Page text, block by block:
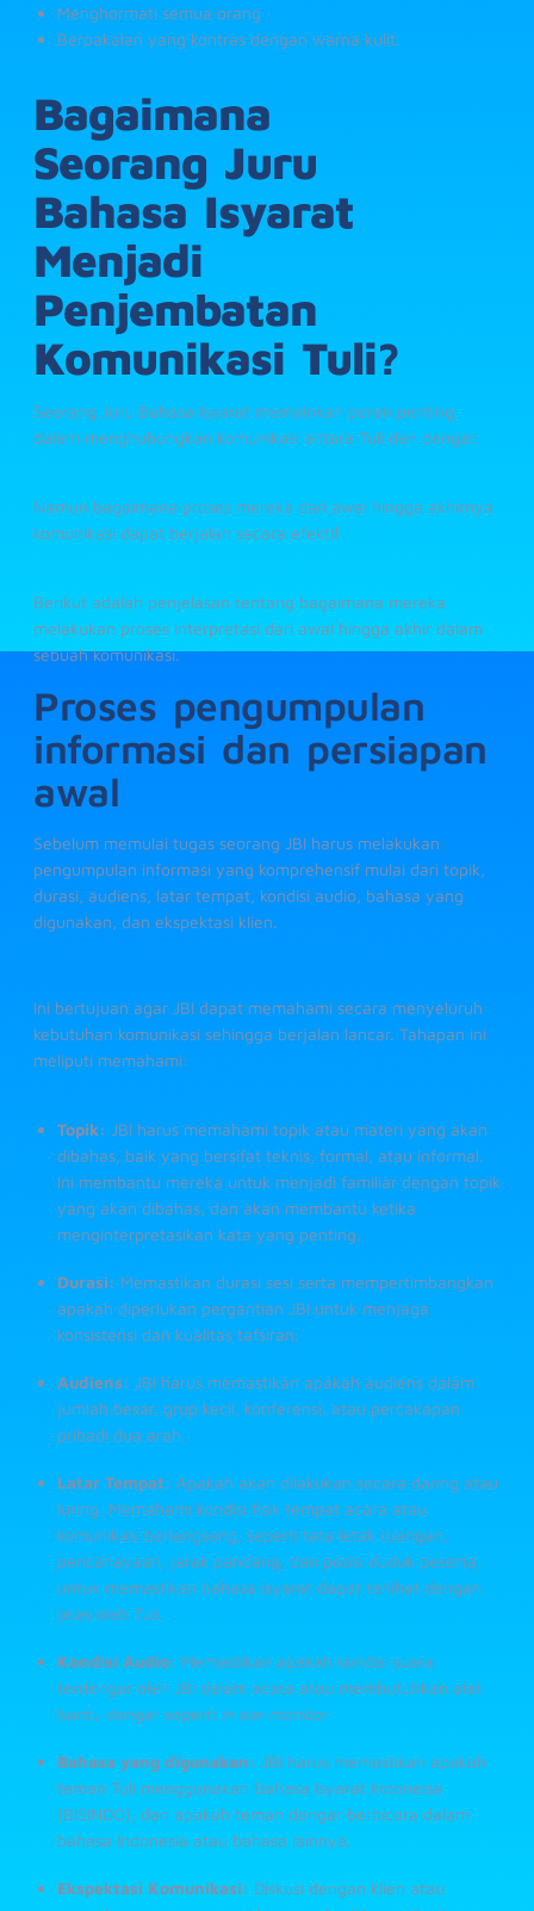
Menghormati semua orang
Berpakaian yang kontras dengan warna kulit.
Bagaimana
Seorang Juru
Bahasa Isyarat
Menjadi
Penjembatan
Komunikasi Tuli?
Seorang Juru Bahasa Isyarat memainkan peran penting
dalam menghubungkan komunikasi antara Tuli dan dengar.
Namun bagaimana proses mereka dari awal hingga akhirnya
komunikasi dapat berjalan secara efektif
Berikut adalah penjelasan tentang bagaimana mereka
melakukan proses interpretasi dari awal hingga akhir dalam
sebuah komunikasi.
Proses pengumpulan
informasi dan persiapan
awal
Sebelum memulai tugas seorang JBI harus melakukan
pengumpulan informasi yang komprehensif mulai dari topik,
durasi, audiens, latar tempat, kondisi audio, bahasa yang
digunakan, dan ekspektasi klien.
Ini bertujuan agar JBI dapat memahami secara menyeluruh
kebutuhan komunikasi sehingga berjalan lancar. Tahapan ini
meliputi memahami:
Topik: JBI harus memahami topik atau materi yang akan
dibahas, baik yang bersifat teknis, formal, atau informal.
Ini membantu mereka untuk menjadi familiar dengan topik
yang akan dibahas, dan akan membantu ketika
menginterpretasikan kata yang penting.
Durasi: Memastikan durasi sesi serta mempertimbangkan
apakah diperlukan pergantian JBI untuk menjaga
konsistensi dan kualitas tafsiran.
Audiens: JBI harus memastikan apakah audiens dalam
jumlah besar, grup kecil, konferensi, atau percakapan
pribadi dua arah.
Latar Tempat: Apakah akan dilakukan secara daring atau
luring. Memahami kondisi fisik tempat acara atau
komunikasi berlangsung, seperti tata letak ruangan,
pencahayaan, jarak pandang, dan posisi duduk peserta,
untuk memastikan bahasa isyarat dapat terlihat dengan
jelas oleh Tuli.
Kondisi Audio: Memastikan apakah kondisi suara
terdengar oleh JBI dalam acara atau membutuhkan alat
bantu dengar seperti in ear monitor
Bahasa yang digunakan: JBI harus memastikan apakah
teman Tuli menggunakan Bahasa Isyarat Indonesia
(BISINDO), dan apakah teman dengar berbicara dalam
bahasa Indonesia atau bahasa lainnya.
Ekspektasi Komunikasi: Diskusi dengan klien atau